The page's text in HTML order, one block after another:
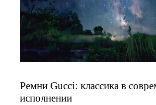
Ремни Gucci: классика в
исполнении